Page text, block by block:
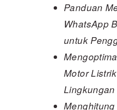
Panduan
WhatsApp
untuk
Motor